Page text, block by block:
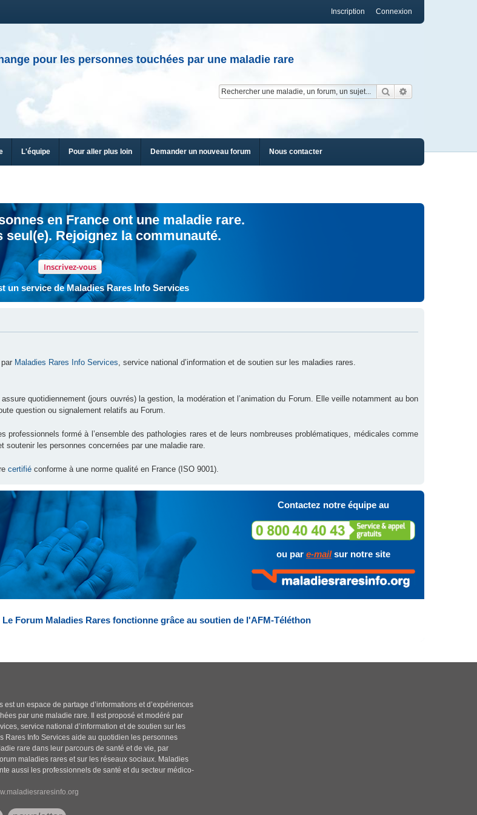
Connexion
Inscription
pour les personnes touchées par une maladie rare
Rechercher
L'équipe Pour aller plus loin Demander un nouveau forum Nous contacter
en France ont une maladie rare.
seul(e). Rejoignez la communauté.
Inscrivez-vous
un service de Maladies Rares Info Services
Maladies Rares Info Services, service national d’information et de soutien sur les maladies rares.
quotidiennement (jours ouvrés) la gestion, la modération et l’animation du Forum. Elle veille notamment au bon
question ou signalement relatifs au Forum.
professionnels formé à l’ensemble des pathologies rares et de leurs nombreuses problématiques, médicales comme
soutenir les personnes concernées par une maladie rare.
certifié conforme à une norme qualité en France (ISO 9001).
Contactez notre équipe au
ou par e-mailsur notre site
Le Forum Maladies Rares fonctionne grâce au soutien de l'AFM-Téléthon
est un espace de partage d’informations et d’expériences
par une maladie rare. Il est proposé et modéré par
service national d’information et de soutien sur les
Rares Info Services aide au quotidien les personnes
rare dans leur parcours de santé et de vie, par
maladies rares et sur les réseaux sociaux. Maladies
aussi les professionnels de santé et du secteur médico-